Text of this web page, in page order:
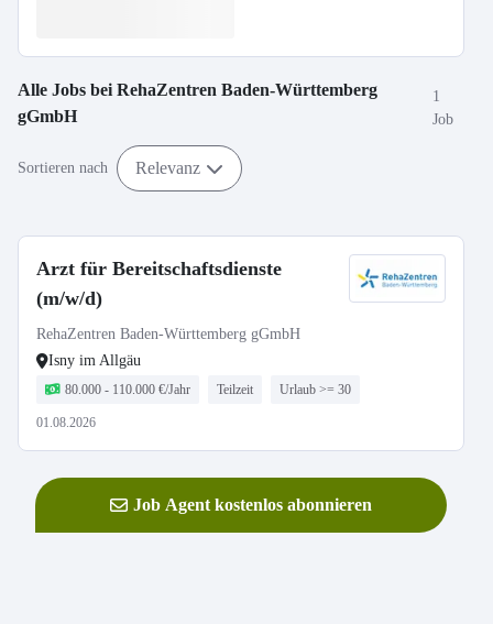
Alle Jobs bei RehaZentren Baden-Württemberg
gGmbH
1
Job
Sortieren nach Relevanz
Arzt für Bereitschaftsdienste
(m/w/d)
RehaZentren Baden-Württemberg gGmbH
Isny im Allgäu
80.000 - 110.000 €/Jahr Teilzeit Urlaub >= 30
01.08.2026
Job Agent kostenlos abonnieren